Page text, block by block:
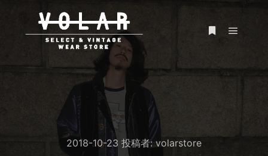
2018-10-23 投稿者:volarstore